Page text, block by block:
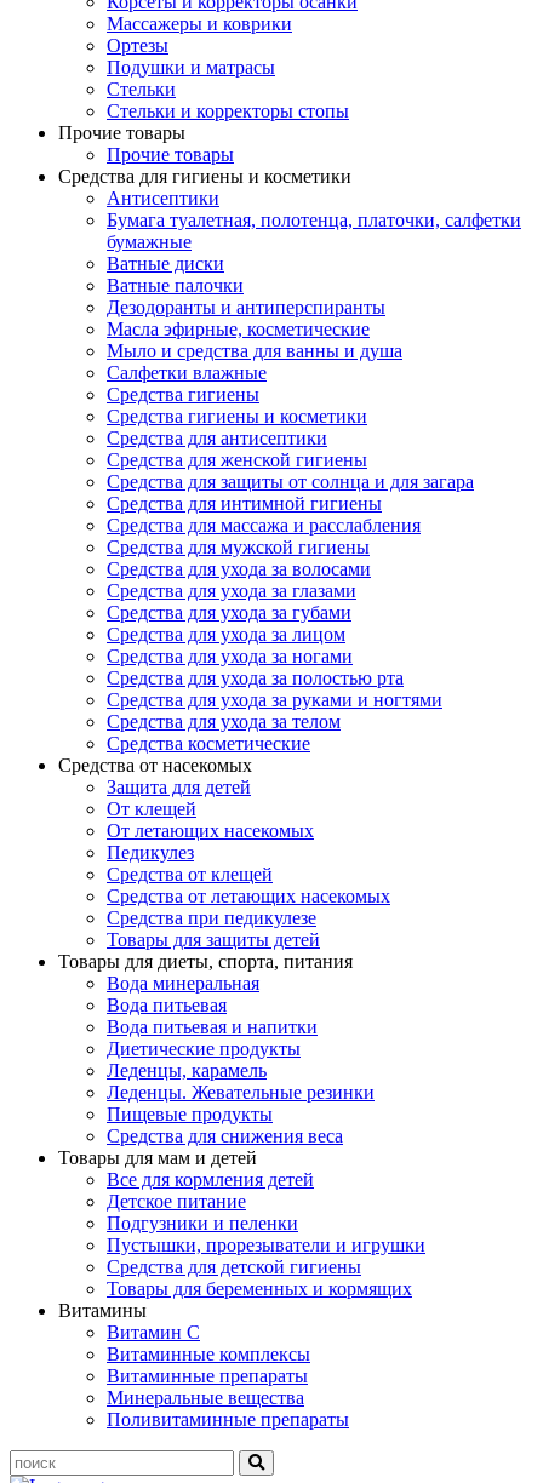
Массажеры и коврики
Ортезы
Подушки и матрасы
Стельки
Стельки и корректоры стопы
Прочие товары
Прочие товары
Средства для гигиены и косметики
Антисептики
Бумага туалетная, полотенца, платочки, салфетки
бумажные
Ватные диски
Ватные палочки
Дезодоранты и антиперспиранты
Масла эфирные, косметические
Мыло и средства для ванны и душа
Салфетки влажные
Средства гигиены
Средства гигиены и косметики
Средства для антисептики
Средства для женской гигиены
Средства для защиты от солнца и для загара
Средства для интимной гигиены
Средства для массажа и расслабления
Средства для мужской гигиены
Средства для ухода за волосами
Средства для ухода за глазами
Средства для ухода за губами
Средства для ухода за лицом
Средства для ухода за ногами
Средства для ухода за полостью рта
Средства для ухода за руками и ногтями
Средства для ухода за телом
Средства косметические
Средства от насекомых
Защита для детей
От клещей
От летающих насекомых
Педикулез
Средства от клещей
Средства от летающих насекомых
Средства при педикулезе
Товары для защиты детей
Товары для диеты, спорта, питания
Вода минеральная
Вода питьевая
Вода питьевая и напитки
Диетические продукты
Леденцы, карамель
Леденцы. Жевательные резинки
Пищевые продукты
Средства для снижения веса
Товары для мам и детей
Все для кормления детей
Детское питание
Подгузники и пеленки
Пустышки, прорезыватели и игрушки
Средства для детской гигиены
Товары для беременных и кормящих
Витамины
Витамин С
Витаминные комплексы
Витаминные препараты
Минеральные вещества
Поливитаминные препараты